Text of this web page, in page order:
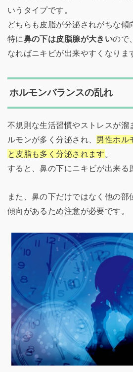
いうタイプです。
どちらも皮脂が分泌されがちな傾
特に鼻の下は皮脂腺が大きいので
なればニキビが出来やすくなりま
ホルモンバランスの乱れ
不規則な生活習慣やストレスが溜
ルモンが多く分泌され、 男性ホル
と皮脂も多く分泌されます
すると、鼻の下にニキビが出来る
また、鼻の下だけではなく他の部
傾向があるため注意が必要です。